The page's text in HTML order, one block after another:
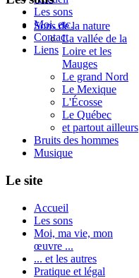
Les sons
Moi, etc.
Contact
Liens
Sons de la nature
La vallée de la
Loire et les
Mauges
Le grand Nord
Le Mexique
L'Écosse
Le Québec
et partout ailleurs
Bruits des hommes
Musique
Le site
Accueil
Les sons
Moi, ma vie, mon
œuvre ...
... et les autres
Pratique et légal